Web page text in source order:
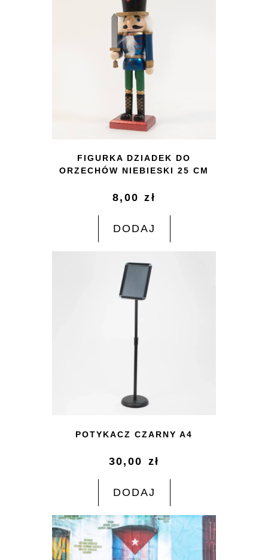
FIGURKA DZIADEK DO
ORZECHÓW NIEBIESKI 25 CM
8,00zł
DODAJ
POTYKACZ CZARNY A4
30,00 zł
DODAJ